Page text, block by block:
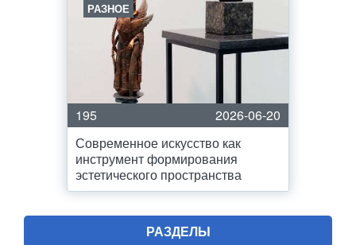
РАЗНОЕ
195
2026-06-20
Современное искусство как
инструмент формирования
эстетического пространства
РАЗДЕЛЫ